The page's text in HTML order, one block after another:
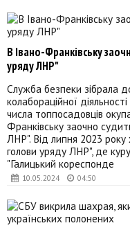
10.05.2024 04:50
В Івано-Франківську
уряду ЛНР"
Служба безпеки зібрала
колабораційної
числа топпосадовців
Франківську заочно
ЛНР". Від липня 2023 року
голови уряду ЛНР", де
"Галицький кореспонде